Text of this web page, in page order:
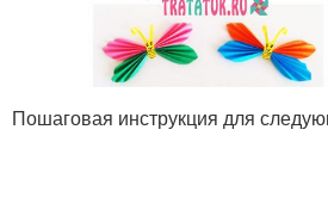
Детские поделки
Пошаговая инструкция для